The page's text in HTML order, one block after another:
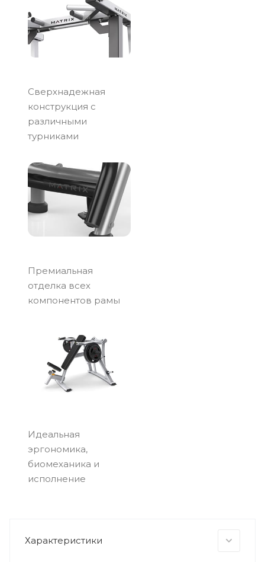
Сверхнадежная
конструкция с
различными
турниками
Премиальная
отделка всех
компонентов рамы
Идеальная
эргономика,
биомеханика и
исполнение
Характеристики